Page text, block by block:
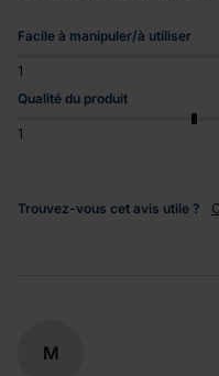
Facile à manipuler/à utiliser
1
Qualité du produit
1
Trouvez-vous cet avis utile ?
M